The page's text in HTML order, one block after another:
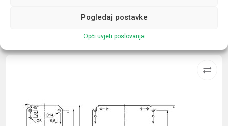
Pogledaj postavke
Opći uvjeti poslovanja
Povezani proizvodi